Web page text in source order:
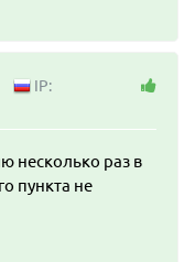
IP:
несколько раз в
пункта не